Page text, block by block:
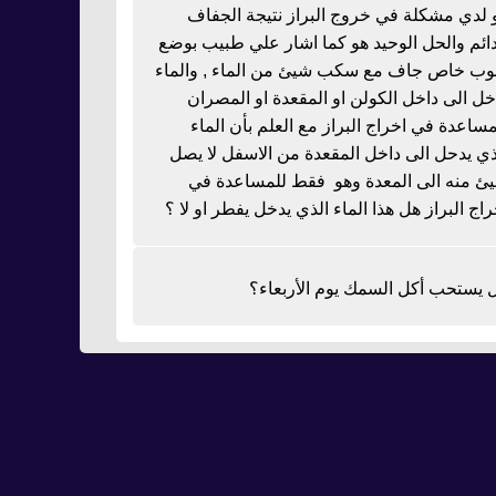
لدي مشكلة في خروج البراز نتيجة الجفاف
والحل الوحيد هو كما اشار علي طبيب بوضع
خاص جاف مع سكب شيئ من الماء , والماء
الى داخل الكولن او المقعدة او المصران
في اخراج البراز مع العلم بأن الماء
يدحل الى داخل المقعدة من الاسفل لا يصل
منه الى المعدة وهو فقط للمساعدة في
البراز هل هذا الماء الذي يدخل يفطر او لا ؟
يستحب أكل السمك يوم الأربعاء؟